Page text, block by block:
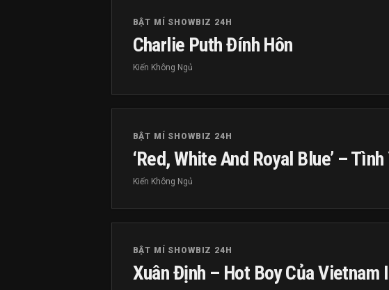
BẬT MÍ SHOWBIZ 24H
Charlie Puth Đính Hôn
Kiến Không Ngủ
BẬT MÍ SHOWBIZ 24H
‘Red, White And Royal Blue’ –
Kiến Không Ngủ
BẬT MÍ SHOWBIZ 24H
Xuân Định – Hot Boy Của Vietnam